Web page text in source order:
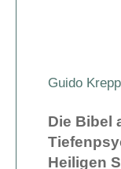
Guido
Die Bibel
Heiligen